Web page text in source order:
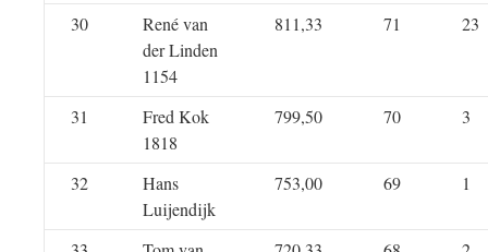
30
René van
der Linden
1154
811,33 71 23
31
Fred Kok
1818
799,50 70 3
32
Hans
Luijendijk
753,00 69 1